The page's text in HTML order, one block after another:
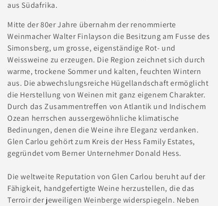
e
g
o
r
i
e
:
aus Südafrika.
Mitte der 80er Jahre übernahm der renommierte
Weinmacher Walter Finlayson die Besitzung am Fusse des
Simonsberg, um grosse, eigenständige Rot- und
Weissweine zu erzeugen. Die Region zeichnet sich durch
warme, trockene Sommer und kalten, feuchten Wintern
aus. Die abwechslungsreiche Hügellandschaft ermöglicht
die Herstellung von Weinen mit ganz eigenem Charakter.
Durch das Zusammentreffen von Atlantik und Indischem
Ozean herrschen aussergewöhnliche klimatische
Bedinungen, denen die Weine ihre Eleganz verdanken.
Glen Carlou gehört zum Kreis der Hess Family Estates,
gegründet vom Berner Unternehmer Donald Hess.
Die weltweite Reputation von Glen Carlou beruht auf der
Fähigkeit, handgefertigte Weine herzustellen, die das
Terroir der jeweiligen Weinberge widerspiegeln. Neben